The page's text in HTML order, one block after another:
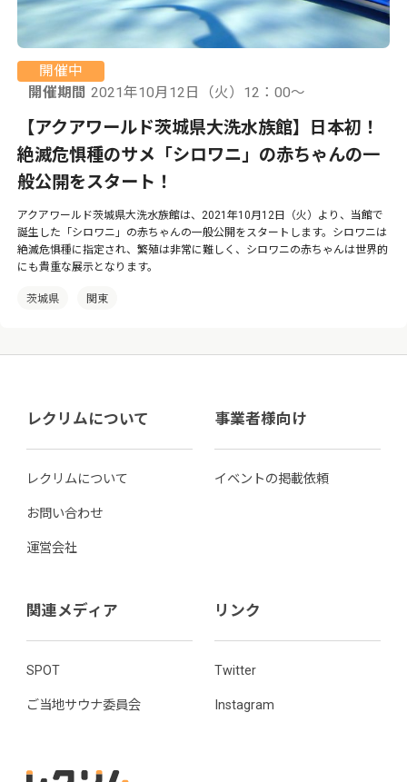
開催中
開催期間 2021年10月12日（火）12：00〜
【アクアワールド茨城県大洗水族館】日本初！
絶滅危惧種のサメ「シロワニ」の赤ちゃんの一
般公開をスタート！
アクアワールド茨城県大洗水族館は、2021年10月12日（火）より、当館で
誕生した「シロワニ」の赤ちゃんの一般公開をスタートします。シロワニは
絶滅危惧種に指定され、繁殖は非常に難しく、シロワニの赤ちゃんは世界的
にも貴重な展示となります。
茨城県 関東
レクリムについて
レクリムについて
お問い合わせ
運営会社
事業者様向け
イベントの掲載依頼
関連メディア
SPOT
ご当地サウナ委員会
リンク
Twitter
Instagram